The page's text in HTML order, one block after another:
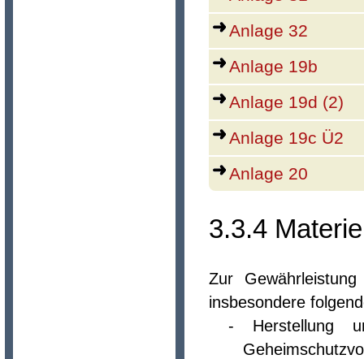
Anlage 32
Anlage 19b
Anlage 19d (2)
Anlage 19c Ü2
Anlage 20
3.3.4
Zur
insbesondere
- Herstellung